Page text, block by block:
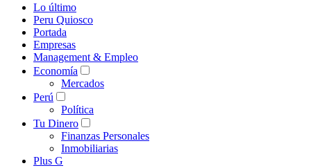
Lo último
Peru Quiosco
Portada
Empresas
Management & Empleo
Economía
Mercados
Perú
Política
Tu Dinero
Finanzas Personales
Inmobiliarias
Plus G